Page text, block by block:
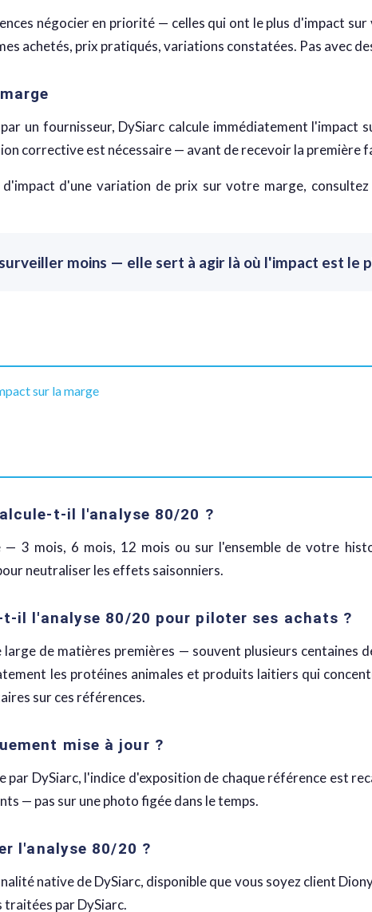
négocier en priorité — celles qui ont le plus d'impact
achetés, prix pratiqués, variations constatées. Pas avec
un fournisseur, DySiarc calcule immédiatement l'impact
corrective est nécessaire — avant de recevoir la première
d'une variation de prix sur votre marge,
moins — elle sert à agir là où l'impact est le
sur la marge
t-il l'analyse 80/20 ?
— 3 mois, 6 mois, 12 mois ou sur l'ensemble de votre
neutraliser les effets saisonniers.
il l'analyse 80/20 pour piloter ses achats ?
de matières premières — souvent plusieurs centaines
les protéines animales et produits laitiers qui
sur ces références.
mise à jour ?
par DySiarc, l'indice d'exposition de chaque référence est
— pas sur une photo figée dans le temps.
l'analyse 80/20 ?
native de DySiarc, disponible que vous soyez client
par DySiarc.